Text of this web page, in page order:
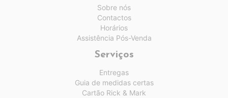
Sobre nós
Contactos
Horários
Assistência Pós-Venda
Serviços
Entregas
Guia de medidas certas
Cartão Rick & Mark